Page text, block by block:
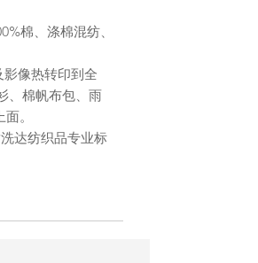
棉、涤棉混纺、
像热转印到全
、棉帆布包、雨
。
达纺织品专业标